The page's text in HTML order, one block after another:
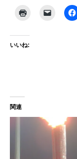
いいね:
関連